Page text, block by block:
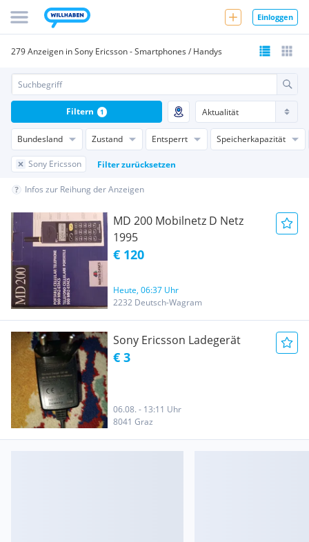
Einloggen
279 Anzeigen in Sony Ericsson - Smartphones / Handys
Bundesland Zustand Entsperrt Speicherkapazität
Sony Ericsson Filter zurücksetzen
Filtern 1
Infos zur Reihung der Anzeigen
MD 200 Mobilnetz D Netz
1995
€ 120
Heute, 06:37 Uhr
2232 Deutsch-Wagram
Sony Ericsson Ladegerät
€ 3
06.08. - 13:11 Uhr
8041 Graz